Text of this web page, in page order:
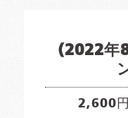
(2022年
2,600